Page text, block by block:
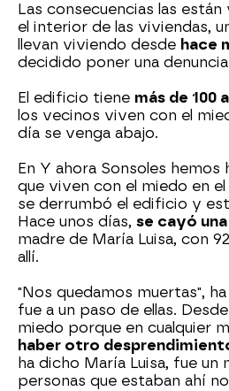
Las consecuencias las
el interior de las viviendas,
llevan viviendo desde hace
decidido poner una
El edificio tiene más de 100
los vecinos viven con el
día se venga abajo.
En Y ahora Sonsoles hemos
que viven con el miedo en
se derrumbó el edificio y
Hace unos días, se cayó
madre de María Luisa, con
allí.
"Nos quedamos muertas",
fue a un paso de ellas.
miedo porque en cualquier
haber otro
ha dicho María Luisa, fue un
personas que estaban ahí